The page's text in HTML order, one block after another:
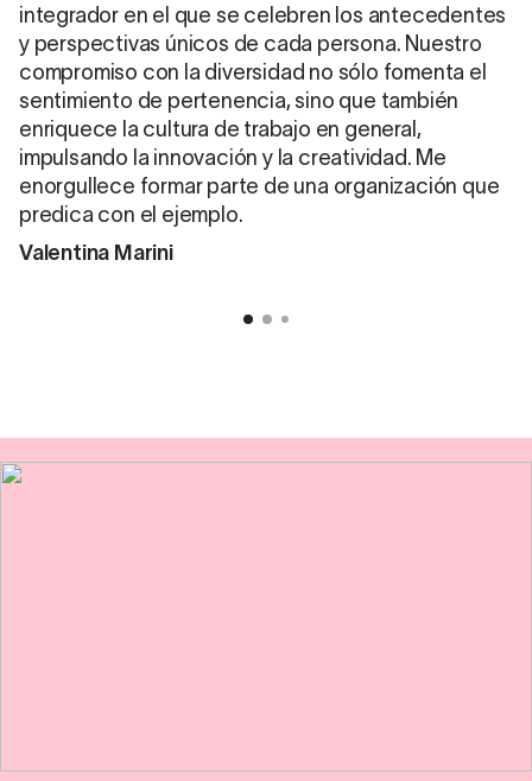
integrador en el que se celebren los antecedentes
y perspectivas únicos de cada persona. Nuestro
compromiso con la diversidad no sólo fomenta el
sentimiento de pertenencia, sino que también
enriquece la cultura de trabajo en general,
impulsando la innovación y la creatividad. Me
enorgullece formar parte de una organización que
predica con el ejemplo.
Valentina Marini